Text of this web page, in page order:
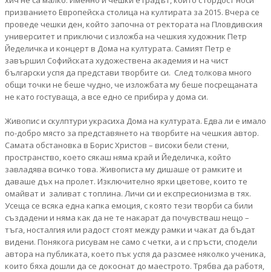
призванието Европейска столица на култирата за 2015. Вчера се
проведе чешки ден, който започна от ректората на Пловдивския
университет и приключи с изложба на чешкия художник Петр
Йеделичка и концерт в Дома на културата. Самият Петр е
завършил Софийската художествена академия и на чист
български успя да представи творбите си. След толкова много
общи точки не беше чудно, че изложбата му беше посрещаната
не като гостуваща, а все едно се прибира у дома си.
Живопис и скулптури украсиха Дома на културата. Едва ли е имало
по-добро място за представянето на творбите на чешкия автор.
Самата обстановка в Борис Христов – високи бели стени,
пространство, което сякаш няма край и Йеделичка, който
завладява всичко това. Живописта му дишаше от рамките и
даваше дъх на пролет. Изключително ярки цветове, които те
омайват и заливат с топлина. Личи си и експресионизма в тях.
Усеща се всяка една капка емоция, с която тези творби са били
създадени и няма как да не те накарат да почувстваш нещо –
тъга, носталгия или радост стоят между рамки и чакат да бъдат
видени. Понякога рисувам не само с четки, а и с пръсти, сподели
автора на публиката, което пък успя да разсмее няколко ученика,
които бяха дошли да се докоснат до маестрото. Трябва да работя,